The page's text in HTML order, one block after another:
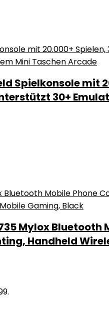
Spielkonsole mit
30+
Mylox
Handheld